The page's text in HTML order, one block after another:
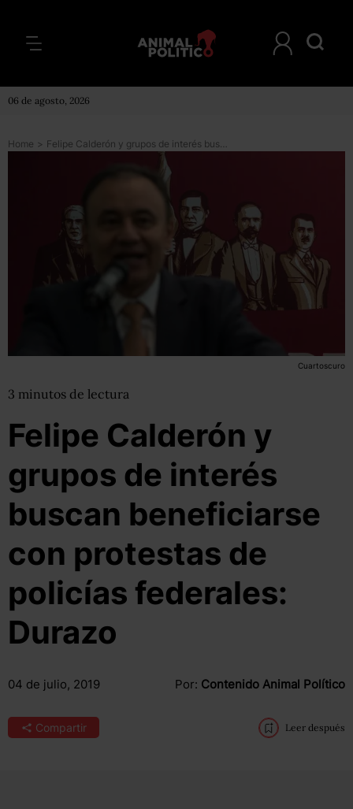
06 de agosto, 2026
Home > Felipe Calderón y grupos de interés buscan beneficiarse con protestas de policías federales: Durazo
Cuartoscuro
3 minutos de lectura
Felipe Calderón y
grupos de interés
buscan beneficiarse
con protestas de
policías federales:
Durazo
04 de julio, 2019 Por: Contenido Animal Político
Compartir Leer después